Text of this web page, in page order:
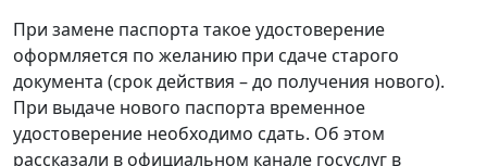
При замене паспорта такое удостоверение
оформляется по желанию при сдаче старого
документа (срок действия – до получения нового).
При выдаче нового паспорта временное
удостоверение необходимо сдать. Об этом
рассказали в официальном канале госуслуг в